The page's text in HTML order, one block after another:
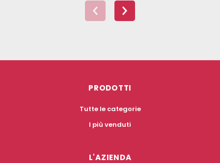
PRODOTTI
Tutte le categorie
I più venduti
L'AZIENDA